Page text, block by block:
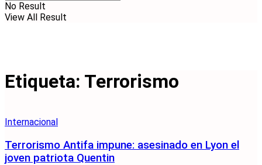
No Result
View All Result
Etiqueta: Terrorismo
Internacional
Terrorismo Antifa impune: asesinado en Lyon el
joven patriota Quentin